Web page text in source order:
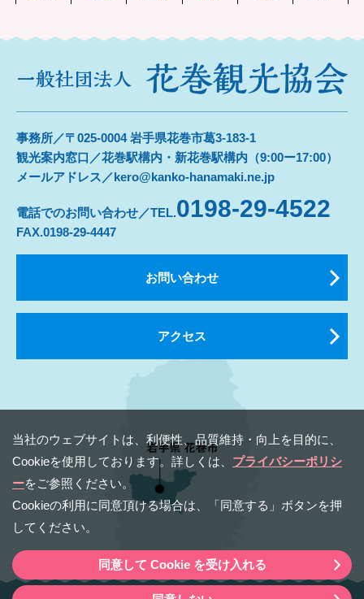
当社のウェブサイトは、利便性、品質維持・向上を⽬的に、
Cookieを使⽤しております。詳しくは、 プライバシーポリシ
ーをご参照ください。
Cookieの利⽤に同意頂ける場合は、「同意する」ボタンを押
してください。
同意して Cookie を受け入れる
事務所／〒025-0004 岩手県花巻市葛3-183-1
観光案内窓口／花巻駅構内・新花巻駅構内（9:00ー17:00）
メールアドレス／kero@kanko-hanamaki.ne.jp
電話でのお問い合わせ／TEL.0198-29-4522
FAX.0198-29-4447
お問い合わせ
アクセス